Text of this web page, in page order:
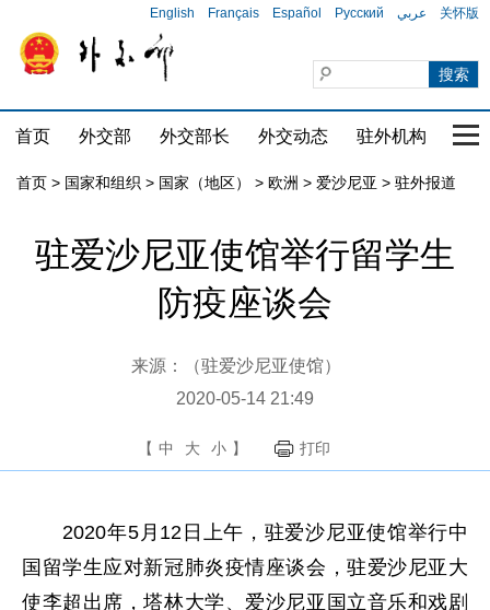
English Français Español Русский عربي 关怀版
首页 外交部 外交部长 外交动态 驻外机构 国
首页 > 国家和组织 > 国家（地区） > 欧洲 > 爱沙尼亚 > 驻外报道
驻爱沙尼亚使馆举行留学生
防疫座谈会
来源：（驻爱沙尼亚使馆）
2020-05-14 21:49
【 中 大 小 】 打印
2020年5月12日上午，驻爱沙尼亚使馆举行中
国留学生应对新冠肺炎疫情座谈会，驻爱沙尼亚大
使李超出席，塔林大学、爱沙尼亚国立音乐和戏剧